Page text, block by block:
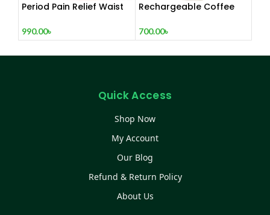
Period Pain Relief Waist
990.00৳
Rechargeable Coffee
Foamer.
700.00৳
Quick Access
Shop Now
My Account
Our Blog
Refund & Return Policy
About Us